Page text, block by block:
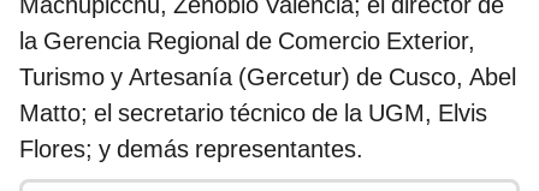
la Gerencia Regional de Comercio Exterior,
Turismo y Artesanía (Gercetur) de Cusco, Abel
Matto; el secretario técnico de la UGM, Elvis
Flores; y demás representantes.